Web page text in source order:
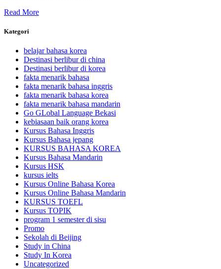
Read More
Kategori
belajar bahasa korea
Destinasi berlibur di china
Destinasi berlibur di korea
fakta menarik bahasa
fakta menarik bahasa inggris
fakta menarik bahasa korea
fakta menarik bahasa mandarin
Go GLobal Language Bekasi
kebiasaan baik orang korea
Kursus Bahasa Inggris
Kursus Bahasa jepang
KURSUS BAHASA KOREA
Kursus Bahasa Mandarin
Kursus HSK
kursus ielts
Kursus Online Bahasa Korea
Kursus Online Bahasa Mandarin
KURSUS TOEFL
Kursus TOPIK
program 1 semester di sisu
Promo
Sekolah di Beijing
Study in China
Study In Korea
Uncategorized